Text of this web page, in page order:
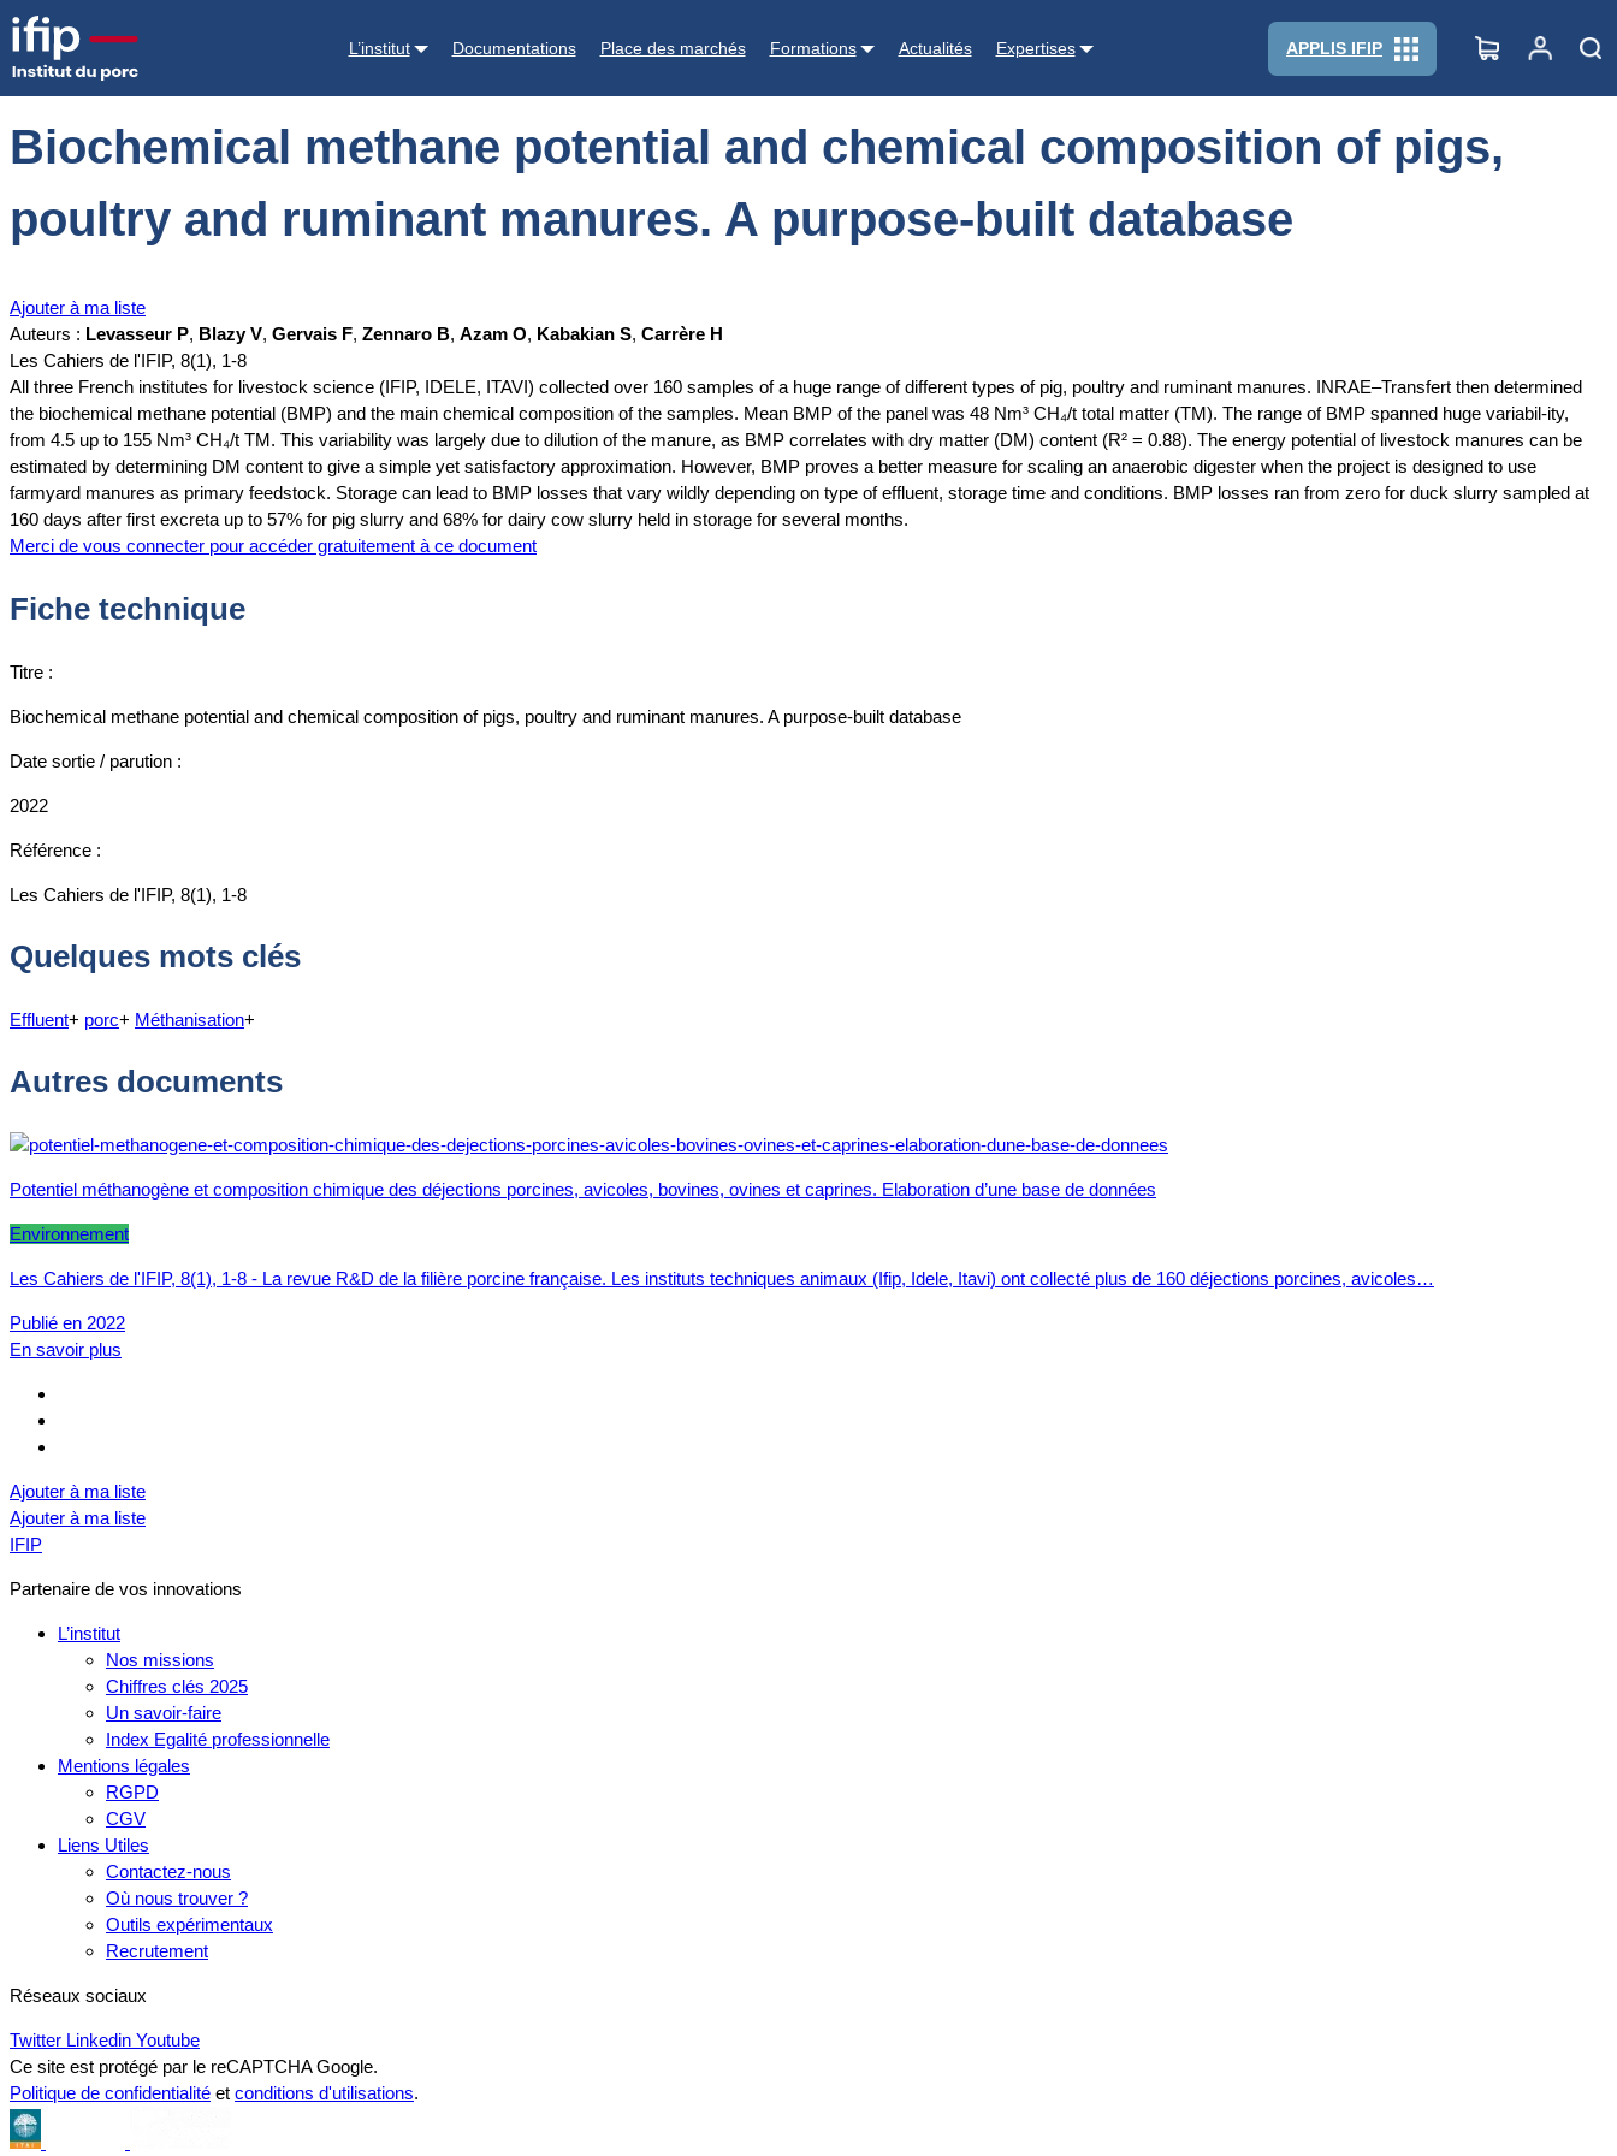
L’institut Documentations Place des marchés Formations Actualités Expertises APPLIS IFIP
Accueil Documentations
Biochemical methane potential and chemical composition of pigs,
poultry and ruminant manures. A purpose-built database
Ajouter à ma liste
Auteurs : Levasseur P, Blazy V, Gervais F, Zennaro B, Azam O, Kabakian S, Carrère H
Les Cahiers de l'IFIP, 8(1), 1-8
All three French institutes for livestock science (IFIP, IDELE, ITAVI) collected over 160 samples of a huge range of different types of pig, poultry and ruminant manures. INRAE–Transfert then determined
the biochemical methane potential (BMP) and the main chemical composition of the samples. Mean BMP of the panel was 48 Nm³ CH₄/t total matter (TM). The range of BMP spanned huge variabil-ity,
from 4.5 up to 155 Nm³ CH₄/t TM. This variability was largely due to dilution of the manure, as BMP correlates with dry matter (DM) content (R² = 0.88). The energy potential of livestock manures can be
estimated by determining DM content to give a simple yet satisfactory approximation. However, BMP proves a better measure for scaling an anaerobic digester when the project is designed to use
farmyard manures as primary feedstock. Storage can lead to BMP losses that vary wildly depending on type of effluent, storage time and conditions. BMP losses ran from zero for duck slurry sampled at
160 days after first excreta up to 57% for pig slurry and 68% for dairy cow slurry held in storage for several months.
Merci de vous connecter pour accéder gratuitement à ce document
Fiche technique
Titre :
Biochemical methane potential and chemical composition of pigs, poultry and ruminant manures. A purpose-built database
Date sortie / parution :
2022
Référence :
Les Cahiers de l'IFIP, 8(1), 1-8
Quelques mots clés
Effluent+ porc+ Méthanisation+
Autres documents
Potentiel méthanogène et composition chimique des déjections porcines, avicoles, bovines, ovines et caprines. Elaboration d’une base de données
Environnement
Les Cahiers de l'IFIP, 8(1), 1-8 - La revue R&D de la filière porcine française. Les instituts techniques animaux (Ifip, Idele, Itavi) ont collecté plus de 160 déjections porcines, avicoles…
Publié en 2022
En savoir plus
Ajouter à ma liste
Ajouter à ma liste
IFIP
Partenaire de vos innovations
L’institut
Nos missions
Chiffres clés 2025
Un savoir-faire
Index Egalité professionnelle
Mentions légales
RGPD
CGV
Liens Utiles
Contactez-nous
Où nous trouver ?
Outils expérimentaux
Recrutement
Réseaux sociaux
Twitter Linkedin Youtube
Ce site est protégé par le reCAPTCHA Google.
Politique de confidentialité et conditions d'utilisations.